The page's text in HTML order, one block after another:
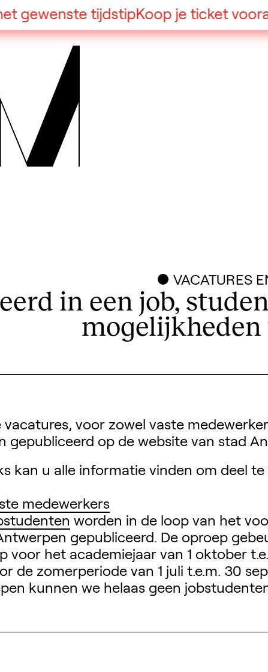
gewenste tijdstipKoop je ticket vooraf
VACATURES
in een job,
mogelijkheden
voor zowel vaste
gepubliceerd op de website van stad
kan u alle informatie vinden om deel te
medewerkers
worden in de loop van het
gepubliceerd. De oproep
voor het academiejaar van 1 oktober
de zomerperiode van 1 juli t.e.m. 30
kunnen we helaas geen